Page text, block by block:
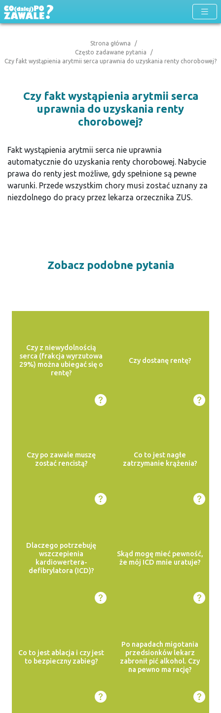
Strona główna
Często zadawane pytania
Czy fakt wystąpienia arytmii serca uprawnia do uzyskania renty chorobowej?
Czy fakt wystąpienia arytmii serca
uprawnia do uzyskania renty
chorobowej?
Fakt wystąpienia arytmii serca nie uprawnia
automatycznie do uzyskania renty chorobowej. Nabycie
prawa do renty jest możliwe, gdy spełnione są pewne
warunki. Przede wszystkim chory musi zostać uznany za
niezdolnego do pracy przez lekarza orzecznika ZUS.
Zobacz podobne pytania
Czy z niewydolnością
serca (frakcja wyrzutowa
29%) można ubiegać się o
rentę?
Czy dostanę rentę?
Czy po zawale muszę
zostać rencistą?
Co to jest nagłe
zatrzymanie krążenia?
Dlaczego potrzebuję
wszczepienia
kardiowertera-
defibrylatora (ICD)?
Skąd mogę mieć pewność,
że mój ICD mnie uratuje?
Co to jest ablacja i czy jest
to bezpieczny zabieg?
Po napadach migotania
przedsionków lekarz
zabronił pić alkohol. Czy
na pewno ma rację?